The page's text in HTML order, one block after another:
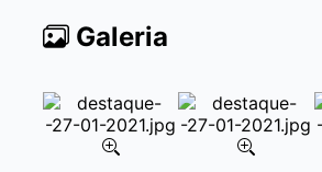
Galeria